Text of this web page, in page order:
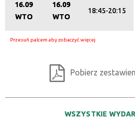
16.09
WTO
16.09
WTO
18:45-20:15
Pobierz
WSZYSTKIE